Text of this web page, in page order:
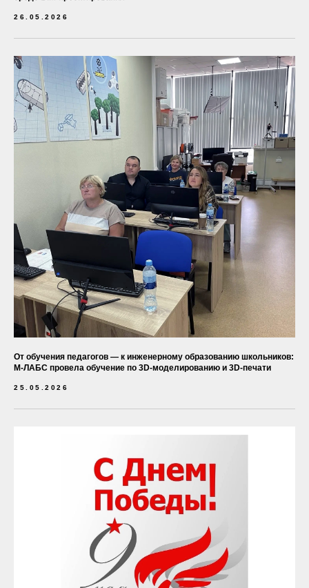
26.05.2026
От обучения педагогов — к инженерному образованию школьников:
М-ЛАБС провела обучение по 3D-моделированию и 3D-печати
25.05.2026